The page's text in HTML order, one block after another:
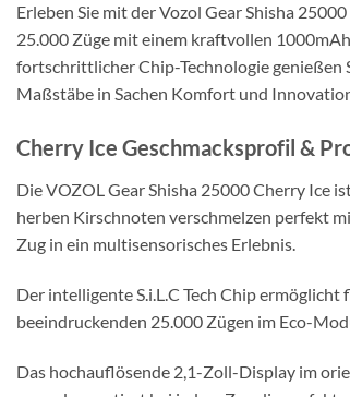
Erleben Sie mit der Vozol Gear Shisha
25.000 Züge mit einem kraftvollen
fortschrittlicher Chip-Technologie genießen
Maßstäbe in Sachen Komfort und
Cherry Ice Geschmacksprofil &
Die VOZOL Gear Shisha 25000 Cherry Ice
herben Kirschnoten verschmelzen perfekt
Zug in ein multisensorisches Erlebnis.
Der intelligente S.i.L.C Tech Chip
beeindruckenden 25.000 Zügen im Eco-
Das hochauflösende 2,1-Zoll-Display im